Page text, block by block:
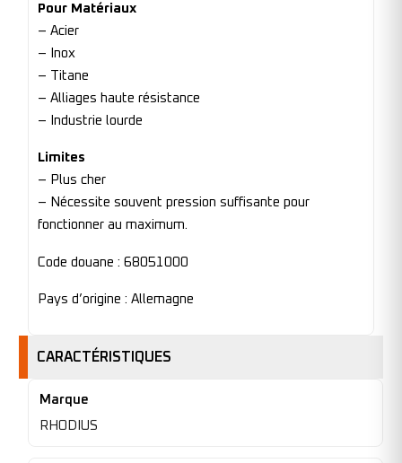
Pour Matériaux
– Acier
– Inox
– Titane
– Alliages haute résistance
– Industrie lourde
Limites
– Plus cher
– Nécessite souvent pression suffisante pour
fonctionner au maximum.
Code douane : 68051000
Pays d’origine : Allemagne
CARACTÉRISTIQUES
Marque
RHODIUS